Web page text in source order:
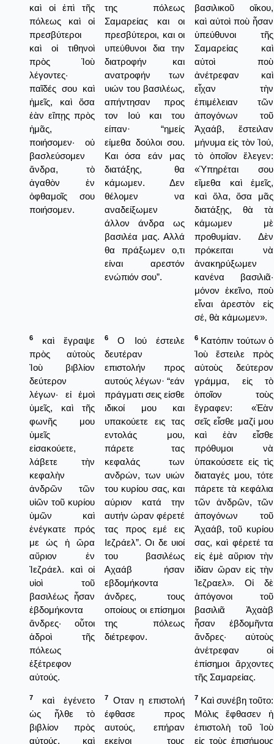
καὶ οἱ ἐπὶ τῆς
πόλεως καὶ οἱ
πρεσβύτεροι
καὶ οἱ τιθηνοὶ
πρὸς Ἰοὺ
λέγοντες·
παῖδές σου καὶ
ἡμεῖς, καὶ ὅσα
ἐὰν εἴπῃς πρὸς
ἡμᾶς,
ποιήσομεν· οὐ
βασλεύσομεν
ἄνδρα, τὸ
ἀγαθὸν ἐν
ὀφθαμοῖς σου
ποιήσομεν.
της πόλεως
Σαμαρείας και οι
πρεσβύτεροι, και οι
υπεύθυνοι δια την
διατροφήν και
ανατροφήν των
υιών του βασιλέως,
απήντησαν προς
τον Ιού και του
είπαν· “ημείς
είμεθα δούλοι σου.
Και όσα εάν μας
διατάξης, θα
κάμωμεν. Δεν
θέλομεν να
αναδείξωμεν
άλλον άνδρα ως
βασιλέα μας. Αλλά
θα πράξωμεν ο,τι
είναι αρεστόν
ενώπιόν σου”.
βασιλικοῦ οἴκου,
καὶ αὐτοὶ ποὺ ἦσαν
ὑπεύθυνοι τῆς
Σαμαρείας καὶ
αὐτοὶ ποὺ
ἀνέτρεφαν καὶ
εἶχαν τὴν
ἐπιμέλειαν τῶν
ἀπογόνων τοῦ
Ἀχαάβ, ἔστειλαν
μήνυμα εἰς τὸν Ἰού,
τὸ ὁποῖον ἔλεγεν:
«Ὑπηρέται σου
εἴμεθα καὶ ἐμεῖς,
καὶ ὅλα, ὅσα μᾶς
διατάξῃς, θὰ τὰ
κάμωμεν μὲ
προθυμίαν. Δὲν
πρόκειται νὰ
ἀνακηρύξωμεν
κανένα βασιλιᾶ·
μόνον ἐκεῖνο, ποὺ
εἶναι ἀρεστὸν εἰς
σέ, θὰ κάμωμεν».
6
καὶ ἔγραψε
πρὸς αὐτοὺς
Ἰοὺ βιβλίον
δεύτερον
λέγων· εἰ ἐμοὶ
ὑμεῖς, καὶ τῆς
φωνῆς μου
ὑμεῖς
εἰσακούετε,
λάβετε τὴν
κεφαλὴν
ἀνδρῶν τῶν
υἱῶν τοῦ κυρίου
ὑμῶν καὶ
ἐνέγκατε πρός
με ὡς ἡ ὥρα
αὔριον ἐν
Ἰεζράελ. καὶ οἱ
υἱοὶ τοῦ
βασιλέως ἦσαν
ἑβδομήκοντα
ἄνδρες· οὗτοι
ἁδροὶ τῆς
πόλεως
ἐξέτρεφον
αὐτούς.
6
Ο Ιού έστειλε
δευτέραν
επιστολήν προς
αυτούς λέγων· “εάν
πράγματι σεις είσθε
ιδικοί μου και
υπακούετε εις τας
εντολάς μου,
πάρετε τας
κεφαλάς των
ανδρών, των υιών
του κυρίου σας, και
αύριον κατά την
αυτήν ώραν φέρετέ
τας προς εμέ εις
Ιεζράελ”. Οι δε υιοί
του βασιλέως
Αχαάβ ήσαν
εβδομήκοντα
άνδρες, τους
οποίους οι επίσημοι
της πόλεως
διέτρεφον.
6 Κατόπιν τούτων ὁ
Ἰοὺ ἔστειλε πρὸς
αὐτοὺς δεύτερον
γράμμα, εἰς τὸ
ὁποῖον τοὺς
ἔγραφεν: «Ἐὰν
σεῖς εἶσθε μαζί μου
καὶ ἐὰν εἶσθε
πρόθυμοι νὰ
ὑπακούσετε εἰς τὶς
διαταγές μου, τότε
πάρετε τὰ κεφάλια
τῶν ἀνδρῶν, τῶν
ἀπογόνων τοῦ
Ἀχαάβ, τοῦ κυρίου
σας, καὶ φέρετέ τα
εἰς ἐμὲ αὔριον τὴν
ἰδίαν ὥραν εἰς τὴν
Ἰεζραελ». Οἱ δὲ
ἀπόγονοι τοῦ
βασιλιᾶ Ἀχαὰβ
ἦσαν ἑβδομῆντα
ἄνδρες· αὐτοὺς
ἀνέτρεφαν οἱ
ἐπίσημοι ἄρχοντες
τῆς Σαμαρείας.
7
καὶ ἐγένετο
ὡς ἦλθε τὸ
βιβλίον πρὸς
αὐτούς, καὶ
7
Οταν η επιστολή
έφθασε προς
αυτούς, επήραν
εκείνοι τους
7 Καὶ συνέβη τοῦτο:
Μόλις ἔφθασεν ἡ
ἐπιστολὴ τοῦ Ἰοὺ
εἰς τοὺς ἐπισήμους